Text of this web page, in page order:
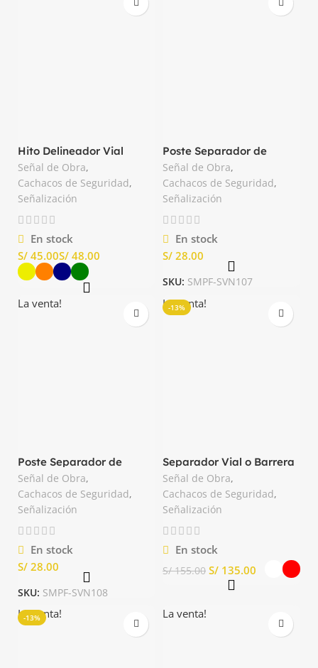
Hito Delineador Vial
Flexible
Señal de Obra,
Cachacos de Seguridad,
Señalización
En stock
S/
S/
Poste Separador de
Plástico Color Amarillo
con Negro
Señal de Obra,
Cachacos de Seguridad,
Señalización
En stock
S/
SKU: SMPF-SVN107
La venta!
Poste Separador de
Plástico Color
Anaranjado/blanco
Señal de Obra,
Cachacos de Seguridad,
Señalización
En stock
S/
SKU: SMPF-SVN108
-13%
La venta!
Separador Vial o Barrera
de Seguridad Basa
Señal de Obra,
Cachacos de Seguridad,
Señalización
En stock
S/155.00 S/ 135.00
-13%
La venta! La venta!